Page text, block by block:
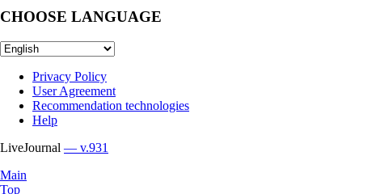
CHOOSE LANGUAGE
Privacy Policy
User Agreement
Recommendation technologies
Help
LiveJournal — v.931
Main
Top